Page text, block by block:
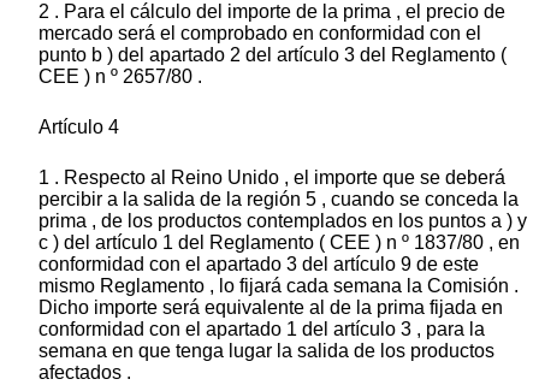
2 . Para el cálculo del importe de la prima , el precio de
mercado será el comprobado en conformidad con el
punto b ) del apartado 2 del artículo 3 del Reglamento (
CEE ) n º 2657/80 .
Artículo 4
1 . Respecto al Reino Unido , el importe que se deberá
percibir a la salida de la región 5 , cuando se conceda la
prima , de los productos contemplados en los puntos a ) y
c ) del artículo 1 del Reglamento ( CEE ) n º 1837/80 , en
conformidad con el apartado 3 del artículo 9 de este
mismo Reglamento , lo fijará cada semana la Comisión .
Dicho importe será equivalente al de la prima fijada en
conformidad con el apartado 1 del artículo 3 , para la
semana en que tenga lugar la salida de los productos
afectados .